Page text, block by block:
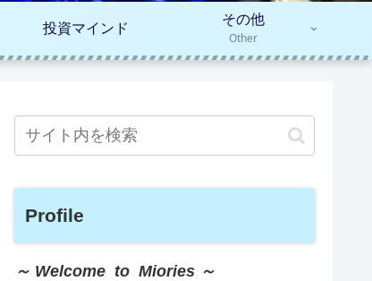
投資マインド
その他
Other
Profile
～ Welcome to Miories ～